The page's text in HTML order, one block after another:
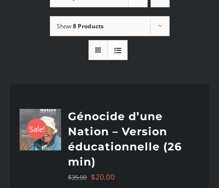
Show8 Products
Sale!
Génocide d’une
Nation – Version
éducationnelle (26
min)
$35.00 Original
$20.00